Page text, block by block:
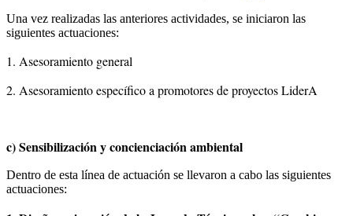
Una vez realizadas las anteriores actividades, se iniciaron las
siguientes actuaciones:
1. Asesoramiento general
2. Asesoramiento específico a promotores de proyectos LiderA
c) Sensibilización y concienciación ambiental
Dentro de esta línea de actuación se llevaron a cabo las siguientes
actuaciones: